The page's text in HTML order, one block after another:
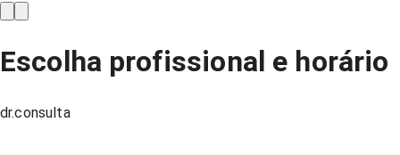
Escolha profissional e horário
dr.consulta